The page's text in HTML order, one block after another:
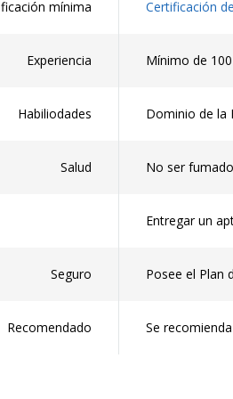
mínima Certificación
Experiencia Mínimo de
Habiliodades Dominio de la
Salud No ser
Entregar un
Seguro Posee el Plan
Recomendado Se